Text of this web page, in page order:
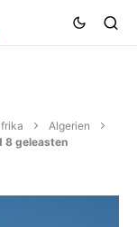
Algerien
8 geleasten